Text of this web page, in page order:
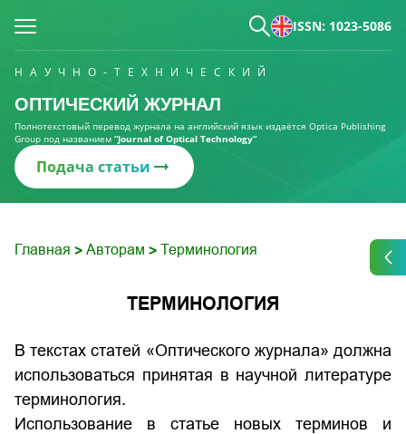
ISSN: 1023-5086
НАУЧНО-ТЕХНИЧЕСКИЙ
ОПТИЧЕСКИЙ ЖУРНАЛ
Полнотекстовый перевод журнала на английский язык издаётся Optica Publishing
Group под названием “Journal of Optical Technology“
Подача статьи
Главная > Авторам > Терминология
ТЕРМИНОЛОГИЯ
В текстах статей «Оптического журнала» должна
использоваться принятая в научной литературе
терминология.
Использование в статье новых терминов и